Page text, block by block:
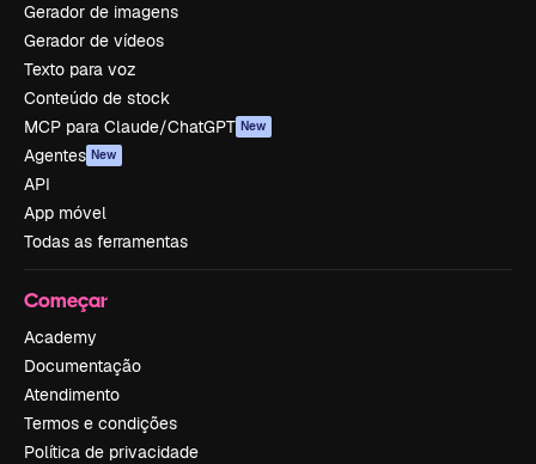
Gerador de imagens
Gerador de vídeos
Texto para voz
Conteúdo de stock
MCP para Claude/ChatGPT New
Agentes New
API
App móvel
Todas as ferramentas
Começar
Academy
Documentação
Atendimento
Termos e condições
Política de privacidade